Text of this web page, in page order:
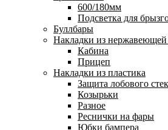
600/180мм
Подсветка для
Буллбары
Накладки из нержавеющей
Кабина
Прицеп
Накладки из пластика
Защита лобового
Козырьки
Разное
Реснички на фары
Юбки бампера